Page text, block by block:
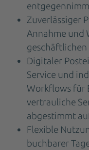
Zuverlässiger
Annahme und
geschäftlichen
Digitaler
Service und
Workflows für
vertrauliche
abgestimmt
Flexible
buchbarer